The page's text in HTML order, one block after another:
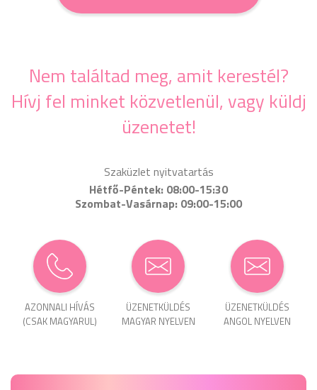
Nem találtad meg, amit kerestél?
Hívj fel minket közvetlenül, vagy küldj
üzenetet!
Szaküzlet nyitvatartás
Hétfő-Péntek: 08:00-15:30
Szombat-Vasárnap: 09:00-15:00
AZONNALI HÍVÁS
(CSAK MAGYARUL)
ÜZENET­KÜLDÉS
MAGYAR NYELVEN
ÜZENET­KÜLDÉS
ANGOL NYELVEN